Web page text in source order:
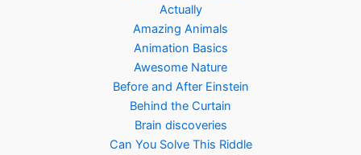
Actually
Amazing Animals
Animation Basics
Awesome Nature
Before and After Einstein
Behind the Curtain
Brain discoveries
Can You Solve This Riddle